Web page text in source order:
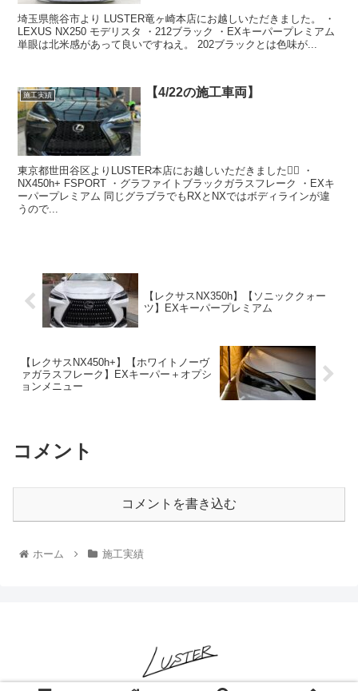
埼玉県熊谷市より LUSTER竜ヶ崎本店にお越しいただきました。 ・
LEXUS NX250 モデリスタ ・212ブラック ・EXキーパープレミアム
単眼は北米感があって良いですねえ。 202ブラックとは色味が...
施工実績 【4/22の施工車両】
東京都世田谷区よりLUSTER本店にお越しいただきました🙇‍♂️ ・
NX450h+ FSPORT ・グラファイトブラックガラスフレーク ・EXキ
ーパープレミアム 同じグラブラでもRXとNXではボディラインが違
うので...
【レクサスNX350h】【ソニッククォー
ツ】EXキーパープレミアム
【レクサスNX450h+】【ホワイトノーヴ
ァガラスフレーク】EXキーパー＋オプシ
ョンメニュー
コメント
コメントを書き込む
ホーム 施工実績